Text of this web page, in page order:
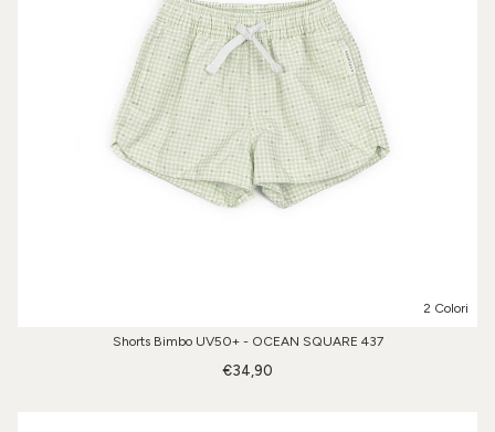
2 Colori
Shorts Bimbo UV50+ - OCEAN SQUARE 437
€34,90